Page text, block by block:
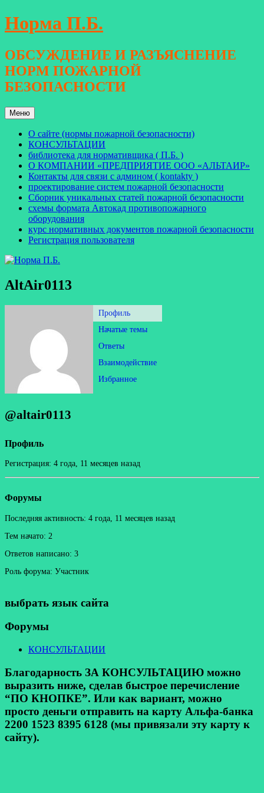
Перейти
к
Норма П.Б.
ОБСУЖДЕНИЕ И РАЗЪЯСНЕНИЕ
НОРМ ПОЖАРНОЙ
БЕЗОПАСНОСТИ
Меню
О сайте (нормы пожарной безопасности)
КОНСУЛЬТАЦИИ
библиотека для нормативщика ( П.Б. )
О КОМПАНИИ «ПРЕДПРИЯТИЕ ООО «АЛЬТАИР»
Контакты для связи с админом ( kontakty )
проектирование систем пожарной безопасности
Сборник уникальных статей пожарной безопасности
схемы формата Автокад противопожарного
оборудования
курс нормативных документов пожарной безопасности
Регистрация пользователя
AltAir0113
Профиль
Начатые темы
Ответы
Взаимодействие
Избранное
@altair0113
Профиль
Регистрация: 4 года, 11 месяцев назад
Форумы
Последняя активность: 4 года, 11 месяцев назад
Тем начато: 2
Ответов написано: 3
Роль форума: Участник
выбрать язык сайта
Форумы
КОНСУЛЬТАЦИИ
Благодарность ЗА КОНСУЛЬТАЦИЮ можно
выразить ниже, сделав быстрое перечисление
“ПО КНОПКЕ”. Или как вариант, можно
просто деньги отправить на карту Альфа-банка
2200 1523 8395 6128 (мы привязали эту карту к
сайту).